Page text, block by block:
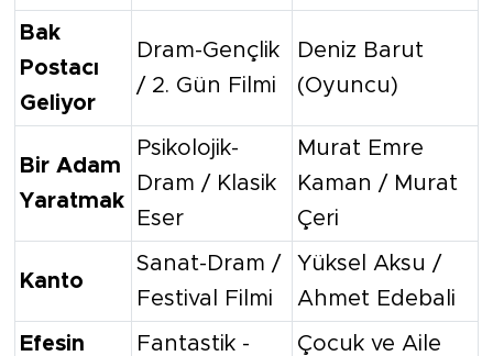
Bak
Postacı
Geliyor
Dram-Gençlik
/ 2. Gün Filmi
Deniz Barut
(Oyuncu)
Bir Adam
Yaratmak
Psikolojik-
Dram / Klasik
Eser
Murat Emre
Kaman / Murat
Çeri
Kanto
Sanat-Dram /
Festival Filmi
Yüksel Aksu /
Ahmet Edebali
Efesin
Fantastik -
Çocuk ve Aile